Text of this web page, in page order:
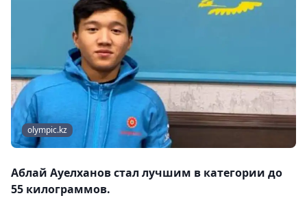
olympic.kz
Аблай Ауелханов стал лучшим в категории до
55 килограммов.